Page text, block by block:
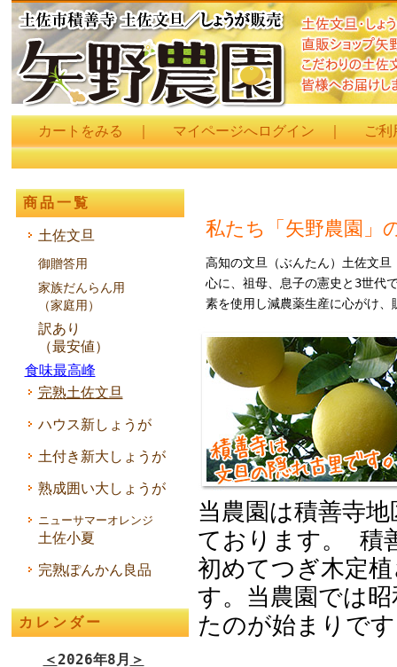
カートをみる ｜ マイページへログイン ｜ ご利
商品一覧
土佐文旦
御贈答用
家族だんらん用
（家庭用）
訳あり
（最安値）
食味最高峰
完熟土佐文旦
ハウス新しょうが
土付き新大しょうが
熟成囲い大しょうが
ニューサマーオレンジ
土佐小夏
完熟ぽんかん良品
カレンダー
＜ 2026年8月 ＞
私たち「矢野農園」
高知の文旦（ぶんたん）土佐文
心に、祖母、息子の憲史と3世代
素を使用し減農薬生産に心がけ、
当農園は積善寺
ております。 積
初めてつぎ木定
す。当農園では
たのが始まりで